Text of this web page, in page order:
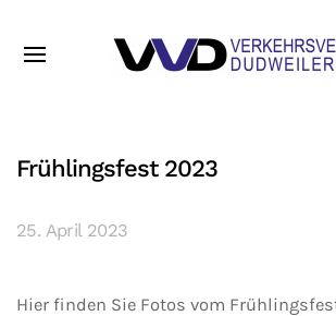
Frühlingsfest 2023
25. April 2023
Hier finden Sie Fotos vom